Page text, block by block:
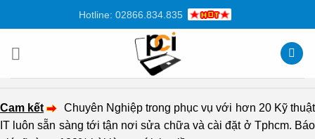
dung
Hotline: 02866.834.835
Cam kết
Chuyên Nghiệp trong phục vụ với hơn 20 Kỹ thuật
IT luôn sẵn sàng tới tận nơi sửa chữa và cài đặt ở Tphcm. Báo